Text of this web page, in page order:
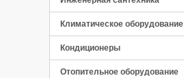
Климатическое оборудование
Кондиционеры
Отопительное оборудование